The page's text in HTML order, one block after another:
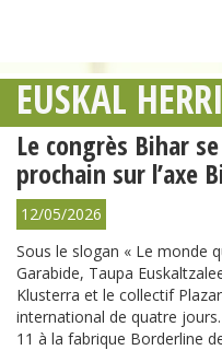
EUSKAL
Le congrès Bihar
prochain sur l’axe
12/05/2026
Sous le slogan « Le monde
Garabide, Taupa
Klusterra et le collectif
international de quatre
11 à la fabrique Borderline